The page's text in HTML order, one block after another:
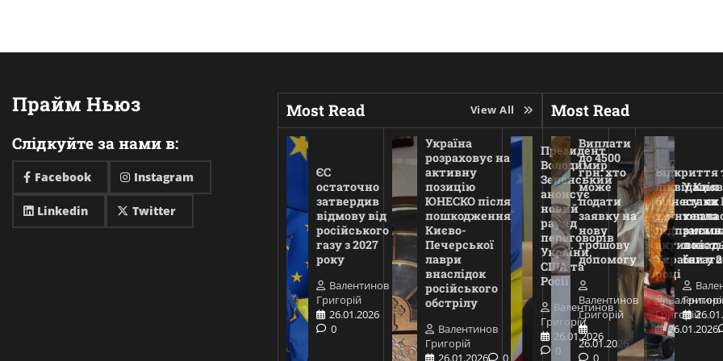
Прайм Ньюз
Слідкуйте за нами в:
Facebook Instagram
Linkedin Twitter
Most Read View All
ЄС
остаточно
затвердив
відмову від
російського
газу з 2027
року
Валентинов
Григорій
26.01.2026
0
Україна
розраховує на
активну
позицію
ЮНЕСКО після
пошкодження
Києво-
Печерської
лаври
внаслідок
російського
обстрілу
Валентинов
Григорій
26.01.2026
0
Президент
Володимир
Зеленський
анонсує
новий
раунд
переговорів
України,
США та
Росії
Валентинов
Григорій
26.01.2026
0
Відкриття
ліквідація
бізнесу: як
України у
році
Григорій
26.01.2026
Most Read
Виплати
до 4500
грн: хто
може
подати
заявку на
нову
грошову
допомогу
Валентинов
Григорій
26.01.2026
0
У
атаки
тепла
понад